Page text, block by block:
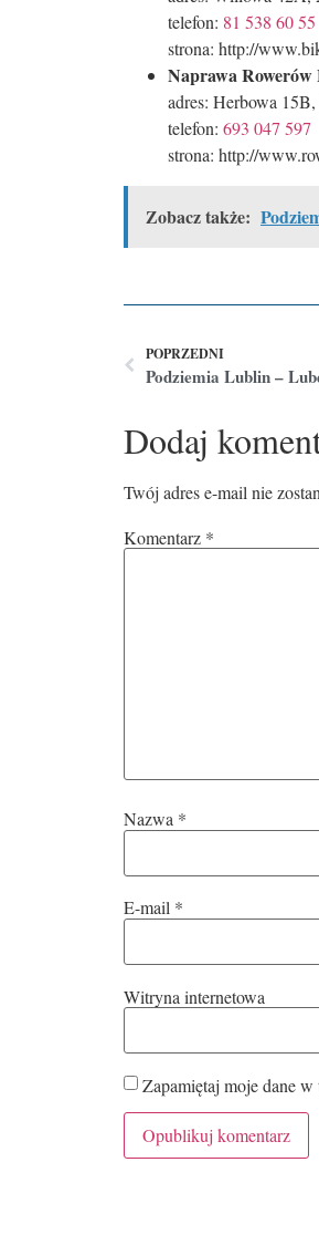
telefon: 81 538 60 55
strona: http://
Naprawa Rowerów
adres: Herbowa
telefon: 693 047 597
strona: http://
Zobacz także:
POPRZEDNI
Podziemia Lublin –
Dodaj
Twój adres e-mail nie
Komentarz *
Nazwa *
E-mail *
Witryna internetowa
Zapamiętaj moje dane